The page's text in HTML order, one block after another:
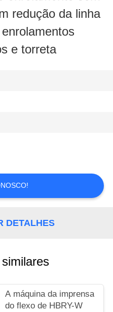
redução da linha
e torreta
DETALHES
A máquina da imprensa
do flexo de HBRY-W